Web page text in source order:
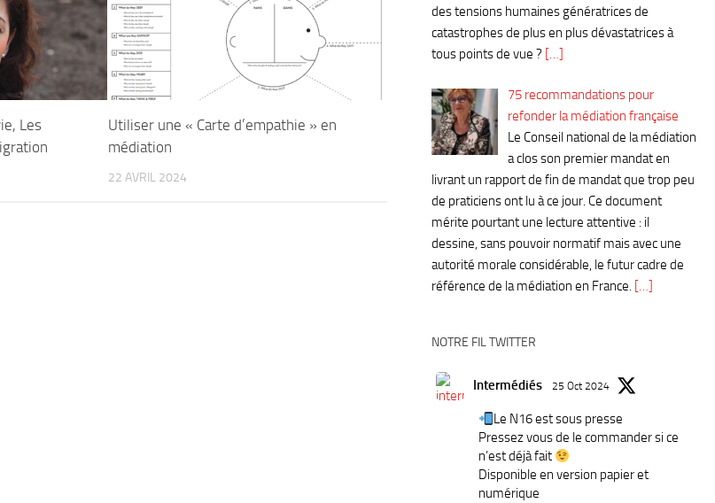
Les
Utiliser une « Carte d’empathie » en
médiation
22 AVRIL 2024
des tensions humaines génératrices de
catastrophes de plus en plus dévastatrices à
tous points de vue ? […]
75 recommandations pour
refonder la médiation française
Le Conseil national de la médiation
a clos son premier mandat en
livrant un rapport de fin de mandat que trop peu
de praticiens ont lu à ce jour. Ce document
mérite pourtant une lecture attentive : il
dessine, sans pouvoir normatif mais avec une
autorité morale considérable, le futur cadre de
référence de la médiation en France. […]
NOTRE FIL TWITTER
Intermédiés 25 Oct 2024
Le N16 est sous presse
Pressez vous de le commander si ce
n’est déjà fait
Disponible en version papier et
numérique